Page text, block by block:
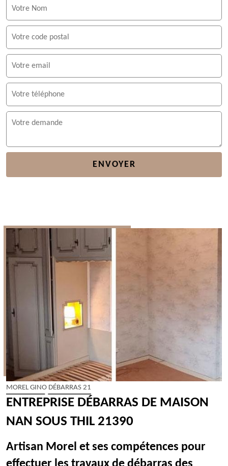
MOREL GINO DÉBARRAS 21
ENTREPRISE DÉBARRAS DE MAISON
NAN SOUS THIL 21390
Artisan Morel et ses compétences pour